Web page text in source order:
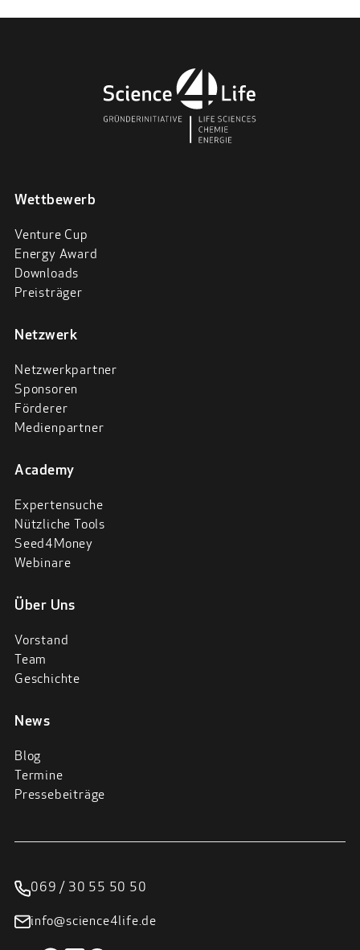
Wettbewerb
Venture Cup
Energy Award
Downloads
Preisträger
Netzwerk
Netzwerkpartner
Sponsoren
Förderer
Medienpartner
Academy
Expertensuche
Nützliche Tools
Seed4Money
Webinare
Über Uns
Vorstand
Team
Geschichte
News
Blog
Termine
Pressebeiträge
069 / 30 55 50 50
info@science4life.de